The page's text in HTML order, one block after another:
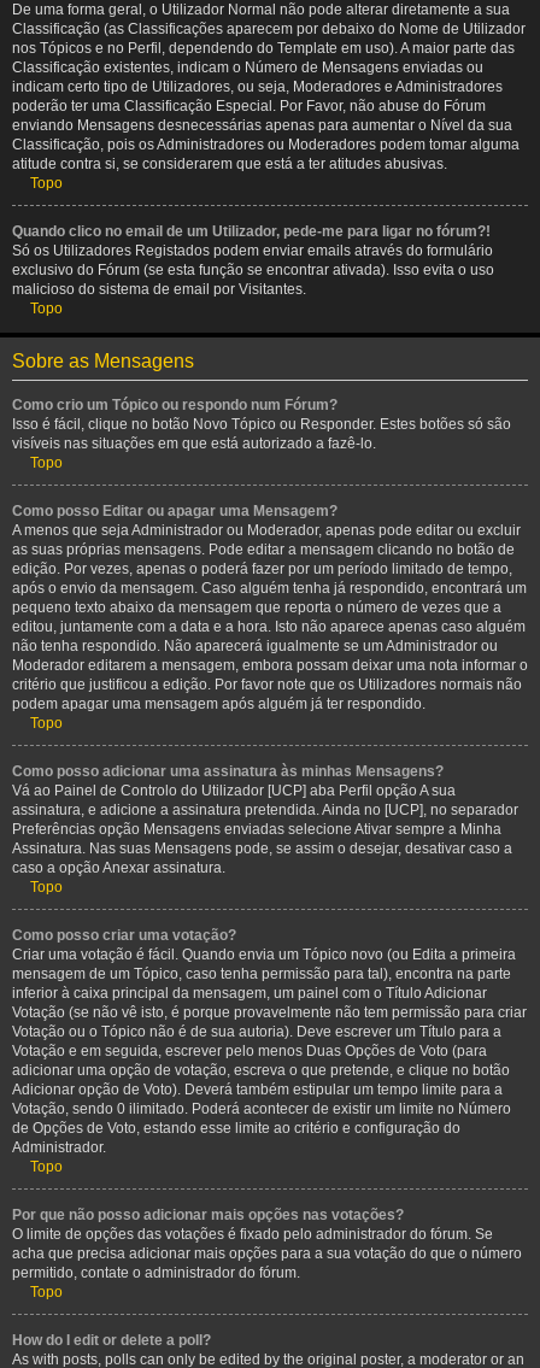
De uma forma geral, o Utilizador Normal não pode alterar diretamente a sua
Classificação (as Classificações aparecem por debaixo do Nome de Utilizador
nos Tópicos e no Perfil, dependendo do Template em uso). A maior parte das
Classificação existentes, indicam o Número de Mensagens enviadas ou
indicam certo tipo de Utilizadores, ou seja, Moderadores e Administradores
poderão ter uma Classificação Especial. Por Favor, não abuse do Fórum
enviando Mensagens desnecessárias apenas para aumentar o Nível da sua
Classificação, pois os Administradores ou Moderadores podem tomar alguma
atitude contra si, se considerarem que está a ter atitudes abusivas.
Topo
Quando clico no email de um Utilizador, pede-me para ligar no fórum?!
Só os Utilizadores Registados podem enviar emails através do formulário
exclusivo do Fórum (se esta função se encontrar ativada). Isso evita o uso
malicioso do sistema de email por Visitantes.
Topo
Sobre as Mensagens
Como crio um Tópico ou respondo num Fórum?
Isso é fácil, clique no botão Novo Tópico ou Responder. Estes botões só são
visíveis nas situações em que está autorizado a fazê-lo.
Topo
Como posso Editar ou apagar uma Mensagem?
A menos que seja Administrador ou Moderador, apenas pode editar ou excluir
as suas próprias mensagens. Pode editar a mensagem clicando no botão de
edição. Por vezes, apenas o poderá fazer por um período limitado de tempo,
após o envio da mensagem. Caso alguém tenha já respondido, encontrará um
pequeno texto abaixo da mensagem que reporta o número de vezes que a
editou, juntamente com a data e a hora. Isto não aparece apenas caso alguém
não tenha respondido. Não aparecerá igualmente se um Administrador ou
Moderador editarem a mensagem, embora possam deixar uma nota informar o
critério que justificou a edição. Por favor note que os Utilizadores normais não
podem apagar uma mensagem após alguém já ter respondido.
Topo
Como posso adicionar uma assinatura às minhas Mensagens?
Vá ao Painel de Controlo do Utilizador [UCP] aba Perfil opção A sua
assinatura, e adicione a assinatura pretendida. Ainda no [UCP], no separador
Preferências opção Mensagens enviadas selecione Ativar sempre a Minha
Assinatura. Nas suas Mensagens pode, se assim o desejar, desativar caso a
caso a opção Anexar assinatura.
Topo
Como posso criar uma votação?
Criar uma votação é fácil. Quando envia um Tópico novo (ou Edita a primeira
mensagem de um Tópico, caso tenha permissão para tal), encontra na parte
inferior à caixa principal da mensagem, um painel com o Título Adicionar
Votação (se não vê isto, é porque provavelmente não tem permissão para criar
Votação ou o Tópico não é de sua autoria). Deve escrever um Título para a
Votação e em seguida, escrever pelo menos Duas Opções de Voto (para
adicionar uma opção de votação, escreva o que pretende, e clique no botão
Adicionar opção de Voto). Deverá também estipular um tempo limite para a
Votação, sendo 0 ilimitado. Poderá acontecer de existir um limite no Número
de Opções de Voto, estando esse limite ao critério e configuração do
Administrador.
Topo
Por que não posso adicionar mais opções nas votações?
O limite de opções das votações é fixado pelo administrador do fórum. Se
acha que precisa adicionar mais opções para a sua votação do que o número
permitido, contate o administrador do fórum.
Topo
How do I edit or delete a poll?
As with posts, polls can only be edited by the original poster, a moderator or an